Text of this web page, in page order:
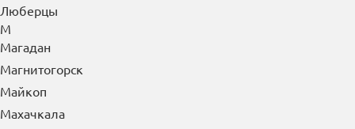
Люберцы
М
Магадан
Магнитогорск
Майкоп
Махачкала